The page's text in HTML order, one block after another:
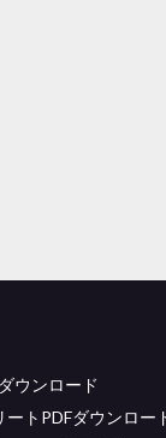
ウンロード
トPDFダウンロー